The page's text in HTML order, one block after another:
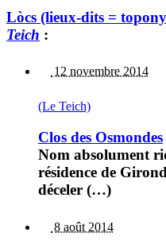
Lòcs (lieux-dits =
Teich :
12 novembre 2014
(Le Teich)
Clos des Osmondes
Nom absolument
résidence de
déceler (…)
8 août 2014